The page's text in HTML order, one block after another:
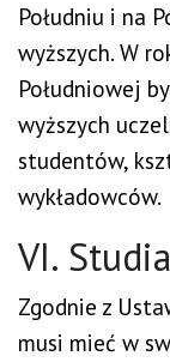
Południu i na
wyższych. W
Południowej
wyższych
studentów,
wykładowców.
VI.
Zgodnie z
musi mieć w